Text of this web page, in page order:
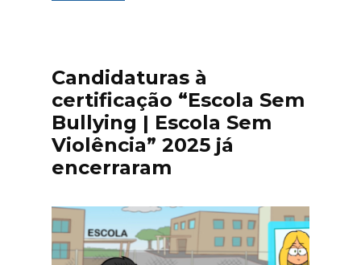
Candidaturas à
certificação “Escola Sem
Bullying | Escola Sem
Violência” 2025 já
encerraram